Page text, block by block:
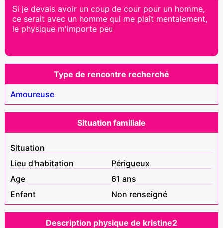
Si je devais avoir un coup de cour pour un homme,
ce serait avec un homme qui me plaît mentalement,
le physique m'importe peu
Type de rencontre recherché
Amoureuse
Situation familiale
Situation
Lieu d'habitation
Périgueux
Age
61 ans
Enfant
Non renseigné
Description physique de kristine2